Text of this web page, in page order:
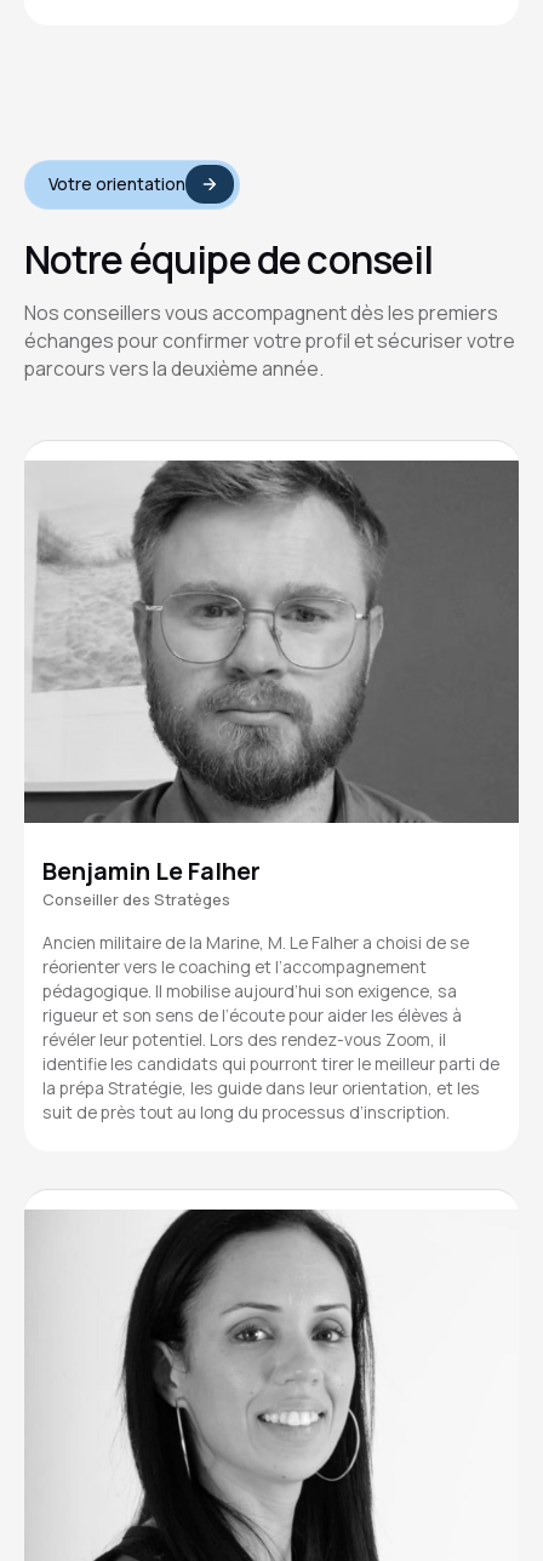
Votre orientation
Notre équipe de conseil
Nos conseillers vous accompagnent dès les premiers
échanges pour confirmer votre profil et sécuriser votre
parcours vers la deuxième année.
Benjamin Le Falher
Conseiller des Stratèges
Ancien militaire de la Marine, M. Le Falher a choisi de se
réorienter vers le coaching et l’accompagnement
pédagogique. Il mobilise aujourd’hui son exigence, sa
rigueur et son sens de l’écoute pour aider les élèves à
révéler leur potentiel. Lors des rendez-vous Zoom, il
identifie les candidats qui pourront tirer le meilleur parti de
la prépa Stratégie, les guide dans leur orientation, et les
suit de près tout au long du processus d’inscription.